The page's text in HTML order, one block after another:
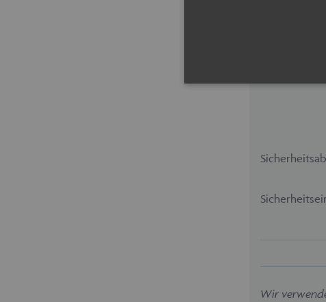
Wir
erforderlichen Cookies kann die
Cookie-Banner auf jeder Seite